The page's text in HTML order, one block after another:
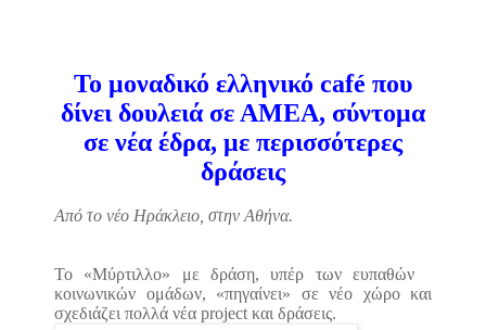
Το μοναδικό ελληνικό café που
δίνει δουλειά σε ΑΜΕΑ, σύντομα
σε νέα έδρα, με περισσότερες
δράσεις
Από το νέο Ηράκλειο, στην Αθήνα.
Το «Μύρτιλλο» με δράση, υπέρ των ευπαθών
κοινωνικών ομάδων, «πηγαίνει» σε νέο χώρο και
σχεδιάζει πολλά νέα project και δράσεις.